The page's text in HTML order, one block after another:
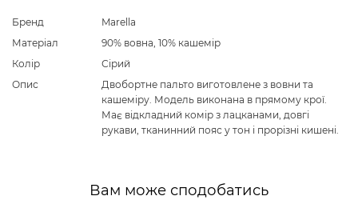
Бренд
Marella
Матеріал
90% вовна, 10% кашемір
Колір
Сірий
Опис
Двобортне пальто виготовлене з вовни та
кашеміру. Модель виконана в прямому крої.
Має відкладний комір з лацканами, довгі
рукави, тканинний пояс у тон і прорізні кишені.
Вам може сподобатись